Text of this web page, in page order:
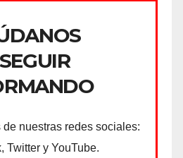
nuestras redes sociales:
Twitter y YouTube.